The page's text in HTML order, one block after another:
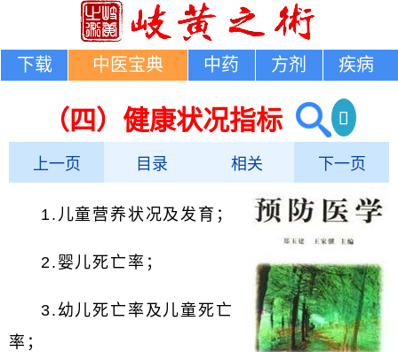
下载 中医宝典 中药 方剂 疾病
（四）健康状况指标
上一页 目录 相关 下一页
1.儿童营养状况及发育；
2.婴儿死亡率；
3.幼儿死亡率及儿童死亡
率；